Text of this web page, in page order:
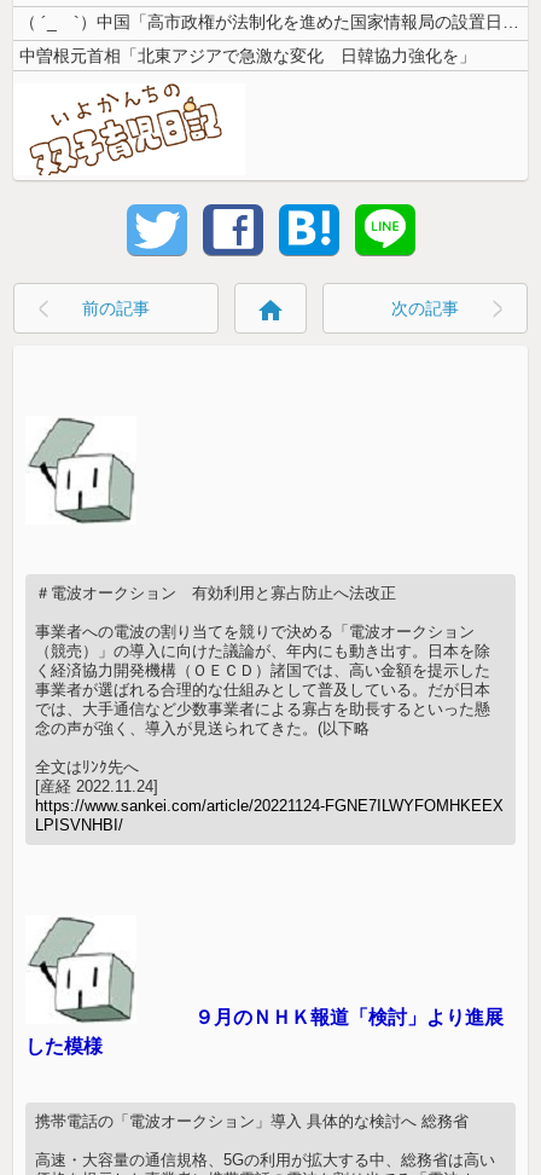
（ ´_ゝ`）中国「高市政権が法制化を進めた国家情報局の設置日が7月3...
中曽根元首相「北東アジアで急激な変化 日韓協力強化を」
前の記事 home 次の記事
＃電波オークション 有効利用と寡占防止へ法改正
事業者への電波の割り当てを競りで決める「電波オークション
（競売）」の導入に向けた議論が、年内にも動き出す。日本を除
く経済協力開発機構（ＯＥＣＤ）諸国では、高い金額を提示した
事業者が選ばれる合理的な仕組みとして普及している。だが日本
では、大手通信など少数事業者による寡占を助長するといった懸
念の声が強く、導入が見送られてきた。(以下略
全文はﾘﾝｸ先へ
[産経 2022.11.24]
https://www.sankei.com/article/20221124-FGNE7ILWYFOMHKEEX
LPISVNHBI/
９月のＮＨＫ報道「検討」より進展
した模様
携帯電話の「電波オークション」導入 具体的な検討へ 総務省
高速・大容量の通信規格、5Gの利用が拡大する中、総務省は高い